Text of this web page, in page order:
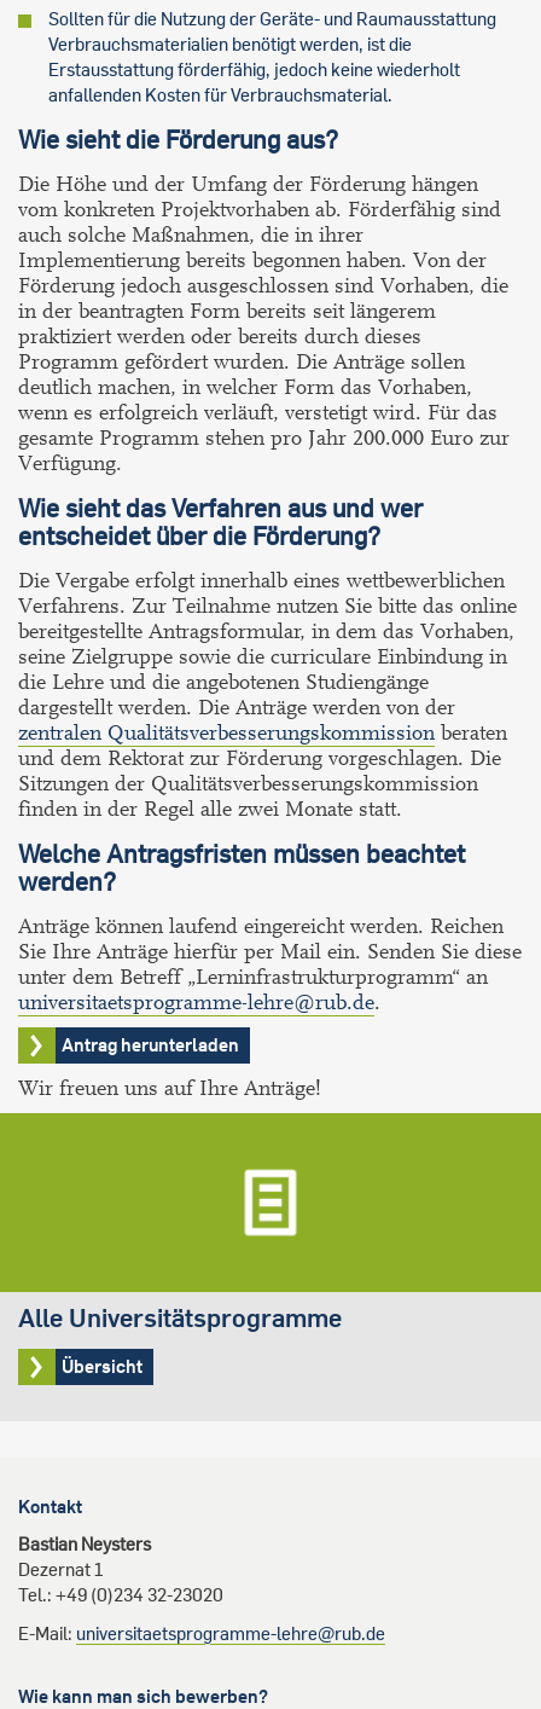
Sollten für die Nutzung der Geräte- und Raumausstattung
Verbrauchsmaterialien benötigt werden, ist die
Erstausstattung förderfähig, jedoch keine wiederholt
anfallenden Kosten für Verbrauchsmaterial.
Wie sieht die Förderung aus?
Die Höhe und der Umfang der Förderung hängen
vom konkreten Projektvorhaben ab. Förderfähig sind
auch solche Maßnahmen, die in ihrer
Implementierung bereits begonnen haben. Von der
Förderung jedoch ausgeschlossen sind Vorhaben, die
in der beantragten Form bereits seit längerem
praktiziert werden oder bereits durch dieses
Programm gefördert wurden. Die Anträge sollen
deutlich machen, in welcher Form das Vorhaben,
wenn es erfolgreich verläuft, verstetigt wird. Für das
gesamte Programm stehen pro Jahr 200.000 Euro zur
Verfügung.
Wie sieht das Verfahren aus und wer
entscheidet über die Förderung?
Die Vergabe erfolgt innerhalb eines wettbewerblichen
Verfahrens. Zur Teilnahme nutzen Sie bitte das online
bereitgestellte Antragsformular, in dem das Vorhaben,
seine Zielgruppe sowie die curriculare Einbindung in
die Lehre und die angebotenen Studiengänge
dargestellt werden. Die Anträge werden von der
zentralen Qualitätsverbesserungskommission beraten
und dem Rektorat zur Förderung vorgeschlagen. Die
Sitzungen der Qualitätsverbesserungskommission
finden in der Regel alle zwei Monate statt.
Welche Antragsfristen müssen beachtet
werden?
Anträge können laufend eingereicht werden. Reichen
Sie Ihre Anträge hierfür per Mail ein. Senden Sie diese
unter dem Betreff „Lerninfrastrukturprogramm“ an
universitaetsprogramme-lehre@rub.de.
Antrag herunterladen
Wir freuen uns auf Ihre Anträge!
Alle Universitätsprogramme
Übersicht
Kontakt
Bastian Neysters
Dezernat 1
Tel.: +49 (0)234 32-23020
E-Mail: universitaetsprogramme-lehre@rub.de
Wie kann man sich bewerben?